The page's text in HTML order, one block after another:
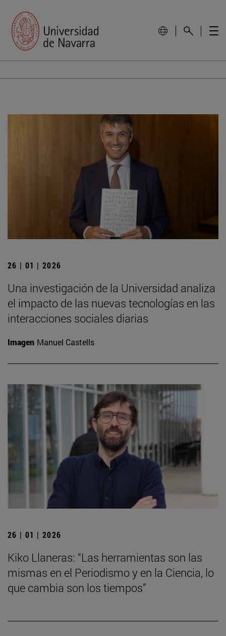
26 | 01 | 2026
Una investigación de la Universidad analiza
el impacto de las nuevas tecnologías en las
interacciones sociales diarias
Imagen Manuel Castells
26 | 01 | 2026
Kiko Llaneras: “Las herramientas son las
mismas en el Periodismo y en la Ciencia, lo
que cambia son los tiempos”